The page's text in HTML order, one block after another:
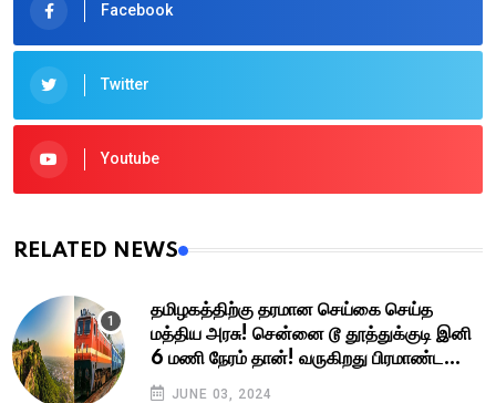
Facebook
Twitter
Youtube
RELATED NEWS
தமிழகத்திற்கு தரமான செய்கை செய்த
மத்திய அரசு! சென்னை டூ தூத்துக்குடி இனி
6 மணி நேரம் தான்! வருகிறது பிரமாண்ட
எக்ஸ்பிரஸ் வே!
JUNE 03, 2024